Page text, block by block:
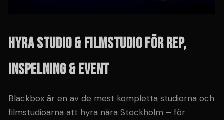
HYRA STUDIO & FILMSTUDIO FÖR REP,
INSPELNING & EVENT
Blackbox är en av de mest kompletta studiorna och
filmstudioarna att hyra nära Stockholm – för